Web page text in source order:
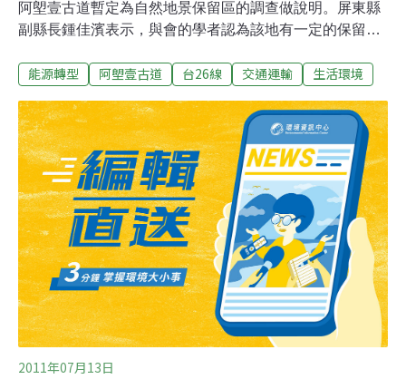
阿塱壹古道暫定為自然地景保留區的調查做說明。屏東縣
副縣長鍾佳濱表示，與會的學者認為該地有一定的保留價
它資料，以利往後進行更進一步的討論。不過由於暫定自
留的結論，所以27日工程單位就可以繼續開工。屏東副縣
長鍾佳濱以會議主席的身分表示，報告內容應更進一步提
出與先前環評資料的差異比較，以利自然地景保留區的後
續審查，且報告完成後應舉辦地方說明會與利害關係人充
分溝通、說明。鍾佳濱表示，另外有與會的民眾提議恆春
半島其它區域列入自然保留區的部分，與會委員也表認
同，往後將陸續評估其可能性。屏東環保聯盟理事長洪輝
祥則對阿塱壹的前景感到悲觀，他指出，其實縣府可以直
接將阿塱壹周邊地區指定為自然保留區，而非之前的「暫
定」，若是縣長曹啟鴻對環境保護有心，應該可以以
能源轉型 阿塱壹古道 台26線 交通運輸 生活環境
2011年07月13日